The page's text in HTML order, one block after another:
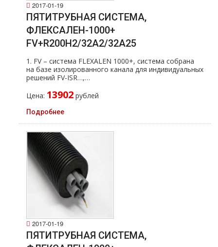
2017-01-19
ПЯТИТРУБНАЯ СИСТЕМА,
ФЛЕКСАЛЕН-1000+
FV+R200H2/32A2/32A25
1. FV – система FLEXALEN 1000+, система собрана
на базе изолированного канала для индивидуальных
решений FV-ISR…,…
Цена: 13902 рублей
Подробнее
2017-01-19
ПЯТИТРУБНАЯ СИСТЕМА,